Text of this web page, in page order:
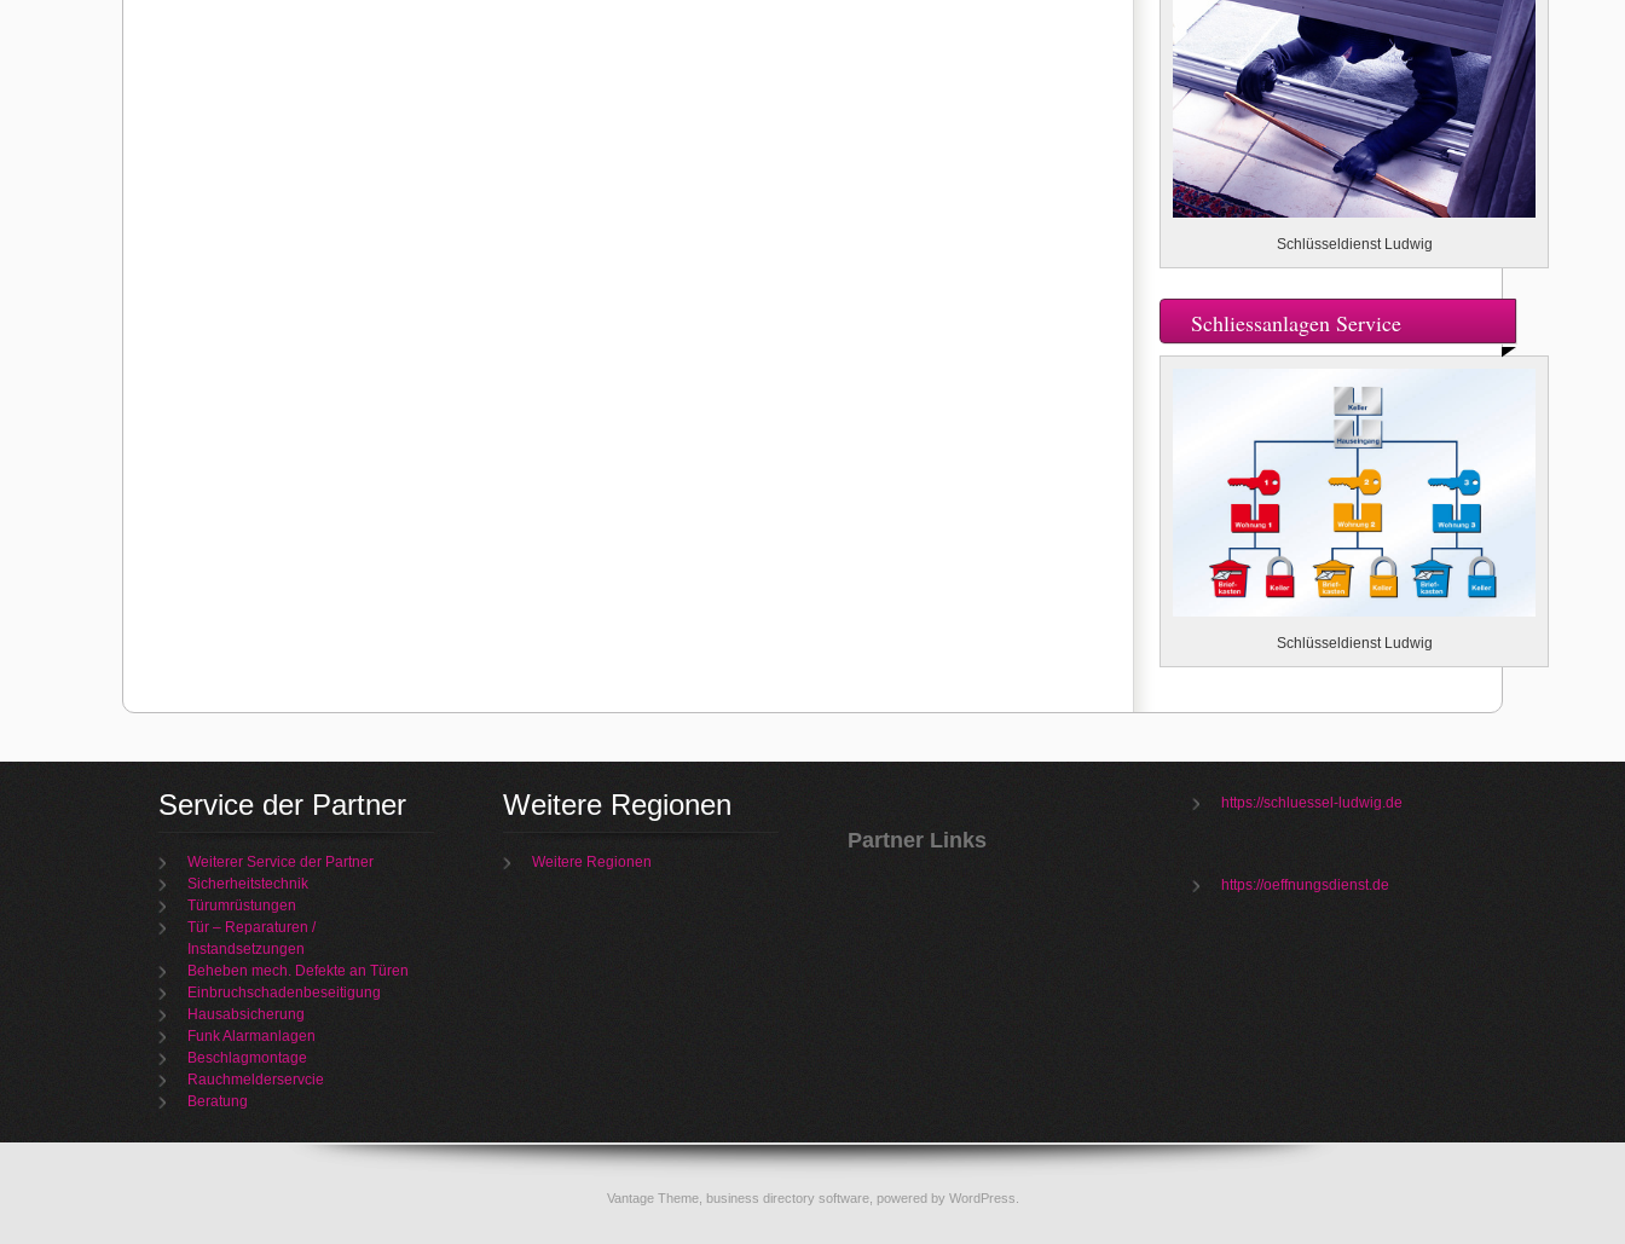
Schlüsseldienst Ludwig
Schliessanlagen Service
Schlüsseldienst Ludwig
Service der Partner
Weiterer Service der Partner
Sicherheitstechnik
Türumrüstungen
Tür – Reparaturen /
Instandsetzungen
Beheben mech. Defekte an Türen
Einbruchschadenbeseitigung
Hausabsicherung
Funk Alarmanlagen
Beschlagmontage
Rauchmelderservcie
Beratung
Weitere Regionen
Weitere Regionen
Partner Links
https://schluessel-ludwig.de
https://oeffnungsdienst.de
Vantage Theme, business directory software, powered by WordPress